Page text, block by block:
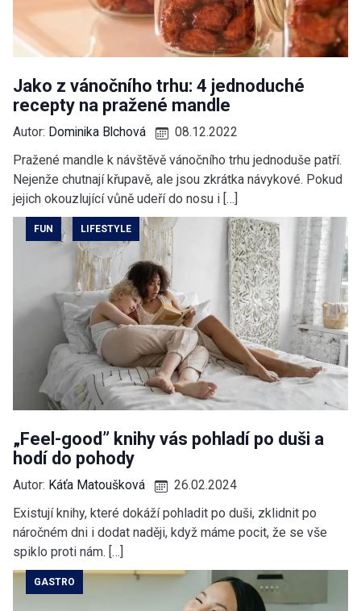
Jako z vánočního trhu: 4 jednoduché
recepty na pražené mandle
Autor: Dominika Blchová
08.12.2022
Pražené mandle k návštěvě vánočního trhu jednoduše patří.
Nejenže chutnají křupavě, ale jsou zkrátka návykové. Pokud
jejich okouzlující vůně udeří do nosu i […]
FUN LIFESTYLE
„Feel-good” knihy vás pohladí po duši a
hodí do pohody
Autor: Káťa Matoušková
26.02.2024
Existují knihy, které dokáží pohladit po duši, zklidnit po
náročném dni i dodat naději, když máme pocit, že se vše
spiklo proti nám. […]
GASTRO